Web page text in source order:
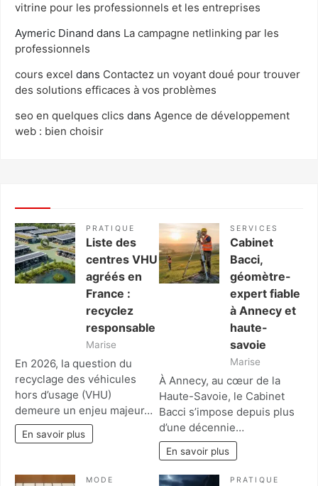
vitrine pour les professionnels et les entreprises
Aymeric Dinand dans La campagne netlinking par les
professionnels
cours excel dans Contactez un voyant doué pour trouver
des solutions efficaces à vos problèmes
seo en quelques clics dans Agence de développement
web : bien choisir
PRATIQUE
Liste des
centres VHU
agréés en
France :
recyclez
responsable
Marise
En 2026, la question du
recyclage des véhicules
hors d’usage (VHU)
demeure un enjeu majeur…
En savoir plus
SERVICES
Cabinet
Bacci,
géomètre-
expert fiable
à Annecy et
haute-
savoie
Marise
À Annecy, au cœur de la
Haute-Savoie, le Cabinet
Bacci s’impose depuis plus
d’une décennie…
En savoir plus
MODE PRATIQUE